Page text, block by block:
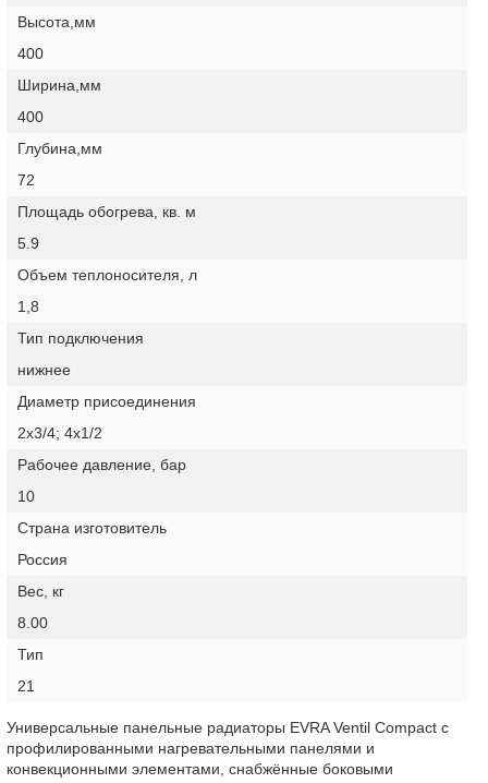
Высота,мм
400
Ширина,мм
400
Глубина,мм
72
Площадь обогрева, кв. м
5.9
Объем теплоносителя, л
1,8
Тип подключения
нижнее
Диаметр присоединения
2х3/4; 4х1/2
Рабочее давление, бар
10
Страна изготовитель
Россия
Вес, кг
8.00
Тип
21
Универсальные панельные радиаторы EVRA Ventil Compact с
профилированными нагревательными панелями и
конвекционными элементами, снабжённые боковыми